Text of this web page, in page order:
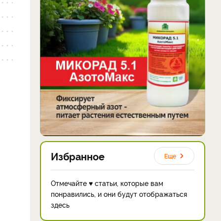
Избранное Еще
Отмечайте ♥ статьи, которые вам
понравились, и они будут отображаться
здесь